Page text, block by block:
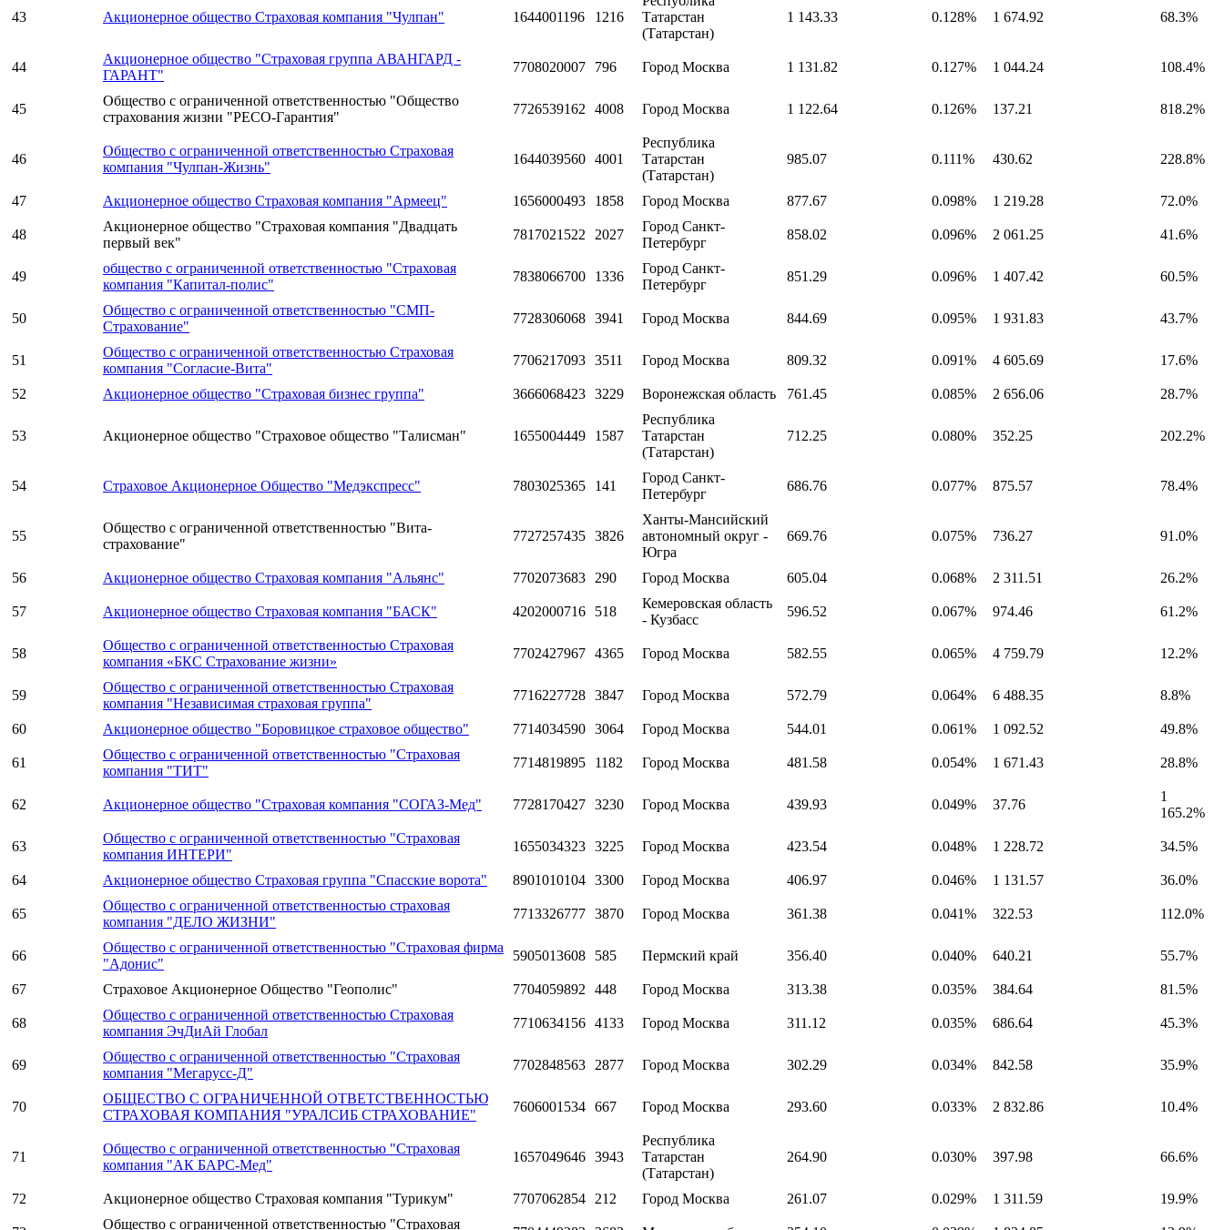
43 Акционерное общество Страховая компания "Чулпан" 1644001196 1216
Татарстан
(Татарстан)
1 143.33 0.128% 1 674.92 68.3%
44
Акционерное общество "Страховая группа АВАНГАРД -
ГАРАНТ"
7708020007 796 Город Москва 1 131.82 0.127% 1 044.24 108.4%
45
Общество с ограниченной ответственностью "Общество
страхования жизни "РЕСО-Гарантия"
7726539162 4008 Город Москва 1 122.64 0.126% 137.21 818.2%
46
Общество с ограниченной ответственностью Страховая
компания "Чулпан-Жизнь"
1644039560 4001
Республика
Татарстан
(Татарстан)
985.07 0.111% 430.62 228.8%
47 Акционерное общество Страховая компания "Армеец" 1656000493 1858 Город Москва 877.67 0.098% 1 219.28 72.0%
48
Акционерное общество "Страховая компания "Двадцать
первый век"
7817021522 2027
Город Санкт-
Петербург
858.02 0.096% 2 061.25 41.6%
49
общество с ограниченной ответственностью "Страховая
компания "Капитал-полис"
7838066700 1336
Город Санкт-
Петербург
851.29 0.096% 1 407.42 60.5%
50
Общество с ограниченной ответственностью "СМП-
Страхование"
7728306068 3941 Город Москва 844.69 0.095% 1 931.83 43.7%
51
Общество с ограниченной ответственностью Страховая
компания "Согласие-Вита"
7706217093 3511 Город Москва 809.32 0.091% 4 605.69 17.6%
52 Акционерное общество "Страховая бизнес группа" 3666068423 3229 Воронежская область 761.45 0.085% 2 656.06 28.7%
53 Акционерное общество "Страховое общество "Талисман" 1655004449 1587
Республика
Татарстан
(Татарстан)
712.25 0.080% 352.25 202.2%
54 Страховое Акционерное Общество "Медэкспресс" 7803025365 141
Город Санкт-
Петербург
686.76 0.077% 875.57 78.4%
55
Общество с ограниченной ответственностью "Вита-
страхование"
7727257435 3826
Ханты-Мансийский
автономный округ -
Югра
669.76 0.075% 736.27 91.0%
56 Акционерное общество Страховая компания "Альянс" 7702073683 290 Город Москва 605.04 0.068% 2 311.51 26.2%
57 Акционерное общество Страховая компания "БАСК" 4202000716 518
Кемеровская область
- Кузбасс
596.52 0.067% 974.46 61.2%
58
Общество с ограниченной ответственностью Страховая
компания «БКС Страхование жизни»
7702427967 4365 Город Москва 582.55 0.065% 4 759.79 12.2%
59
Общество с ограниченной ответственностью Страховая
компания "Независимая страховая группа"
7716227728 3847 Город Москва 572.79 0.064% 6 488.35 8.8%
60 Акционерное общество "Боровицкое страховое общество" 7714034590 3064 Город Москва 544.01 0.061% 1 092.52 49.8%
61
Общество с ограниченной ответственностью "Страховая
компания "ТИТ"
7714819895 1182 Город Москва 481.58 0.054% 1 671.43 28.8%
62 Акционерное общество "Страховая компания "СОГАЗ-Мед" 7728170427 3230 Город Москва 439.93 0.049% 37.76
1
165.2%
63
Общество с ограниченной ответственностью "Страховая
компания ИНТЕРИ"
1655034323 3225 Город Москва 423.54 0.048% 1 228.72 34.5%
64 Акционерное общество Страховая группа "Спасские ворота" 8901010104 3300 Город Москва 406.97 0.046% 1 131.57 36.0%
65
Общество с ограниченной ответственностью страховая
компания "ДЕЛО ЖИЗНИ"
7713326777 3870 Город Москва 361.38 0.041% 322.53 112.0%
66
Общество с ограниченной ответственностью "Страховая фирма
"Адонис"
5905013608 585 Пермский край 356.40 0.040% 640.21 55.7%
67 Страховое Акционерное Общество "Геополис" 7704059892 448 Город Москва 313.38 0.035% 384.64 81.5%
68
Общество с ограниченной ответственностью Страховая
компания ЭчДиАй Глобал
7710634156 4133 Город Москва 311.12 0.035% 686.64 45.3%
69
Общество с ограниченной ответственностью "Страховая
компания "Мегарусс-Д"
7702848563 2877 Город Москва 302.29 0.034% 842.58 35.9%
70
ОБЩЕСТВО С ОГРАНИЧЕННОЙ ОТВЕТСТВЕННОСТЬЮ
СТРАХОВАЯ КОМПАНИЯ "УРАЛСИБ СТРАХОВАНИЕ"
7606001534 667 Город Москва 293.60 0.033% 2 832.86 10.4%
71
Общество с ограниченной ответственностью "Страховая
компания "АК БАРС-Мед"
1657049646 3943
Республика
Татарстан
(Татарстан)
264.90 0.030% 397.98 66.6%
72 Акционерное общество Страховая компания "Турикум" 7707062854 212 Город Москва 261.07 0.029% 1 311.59 19.9%
Общество с ограниченной ответственностью "Страховая